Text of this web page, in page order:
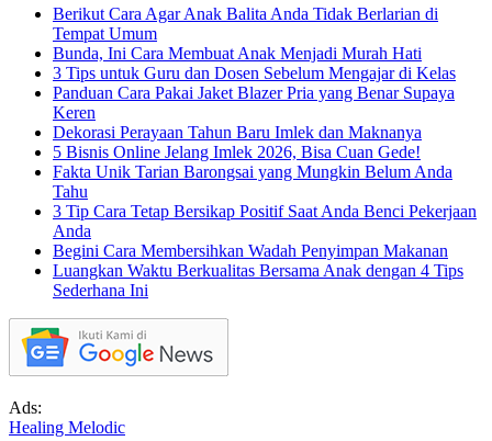
Berikut Cara Agar Anak Balita Anda Tidak Berlarian di
Tempat Umum
Bunda, Ini Cara Membuat Anak Menjadi Murah Hati
3 Tips untuk Guru dan Dosen Sebelum Mengajar di Kelas
Panduan Cara Pakai Jaket Blazer Pria yang Benar Supaya
Keren
Dekorasi Perayaan Tahun Baru Imlek dan Maknanya
5 Bisnis Online Jelang Imlek 2026, Bisa Cuan Gede!
Fakta Unik Tarian Barongsai yang Mungkin Belum Anda
Tahu
3 Tip Cara Tetap Bersikap Positif Saat Anda Benci Pekerjaan
Anda
Begini Cara Membersihkan Wadah Penyimpan Makanan
Luangkan Waktu Berkualitas Bersama Anak dengan 4 Tips
Sederhana Ini
Ads:
Healing Melodic